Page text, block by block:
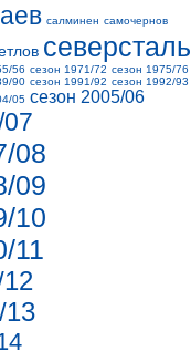
салминен самочернов
северсталь
56 сезон 1971/72 сезон 1975/76
90 сезон 1991/92 сезон 1992/93
05 сезон 2005/06
08
09
10
11
13